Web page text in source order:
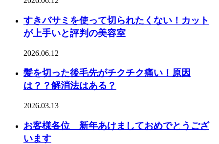
すきバサミを使って切られたくない！カット
が上手いと評判の美容室
2026.06.12
髪を切った後毛先がチクチク痛い！原因
は？？解消法はある？
2026.03.13
お客様各位 新年あけましておめでとうござ
います